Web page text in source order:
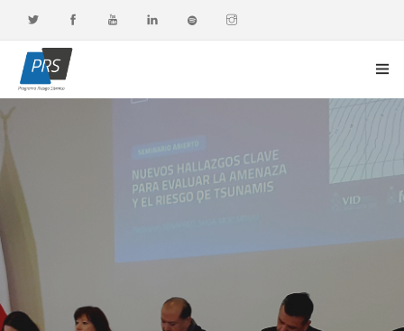
LÍNEAS DE INVESTIGACIÓN
OBSERVATORIO G-DATA
DOCENCIA Y FORMACIÓN CONTINUA